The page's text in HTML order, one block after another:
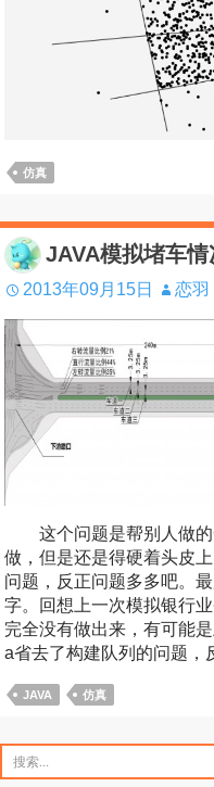
仿真
JAVA模拟堵车情
2013年09月15日 恋羽
这个问题是帮别人做的
做，但是还是得硬着头皮
问题，反正问题多多吧。
字。回想上一次模拟银行
完全没有做出来，有可能
a省去了构建队列的问题，
JAVA 仿真
索：